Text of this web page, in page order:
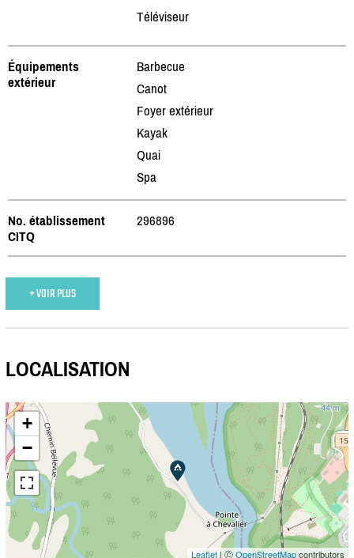
Téléviseur
Équipements
extérieur
Barbecue
Canot
Foyer extérieur
Kayak
Quai
Spa
No. établissement
CITQ
296896
+ VOIR PLUS
LOCALISATION
+
−
Leaflet| ⒸOpenStreetMapcontributors